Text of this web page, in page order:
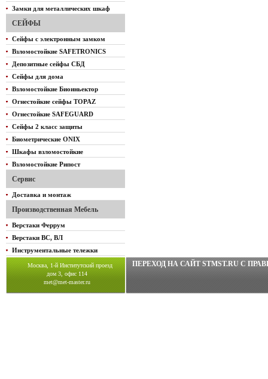
Замки для металлических шкаф
СЕЙФЫ
Сейфы с электронным замком
Взломостойкие SAFETRONICS
Депозитные сейфы СБД
Сейфы для дома
Взломостойкие Биоиньектор
Огнестойкие сейфы TOPAZ
Огнестойкие SAFEGUARD
Сейфы 2 класс защиты
Биометрические ONIX
Шкафы взломостойкие
Взломостойкие Рипост
Сервис
Доставка и монтаж
Производственная Мебель
Верстаки Феррум
Верстаки ВС, ВЛ
Инструментальные тележки
Москва, 1-й Институтский проезд
дом 3, офис 114
met@met-master.ru
ПЕРЕХОД НА САЙТ STMST.RU C